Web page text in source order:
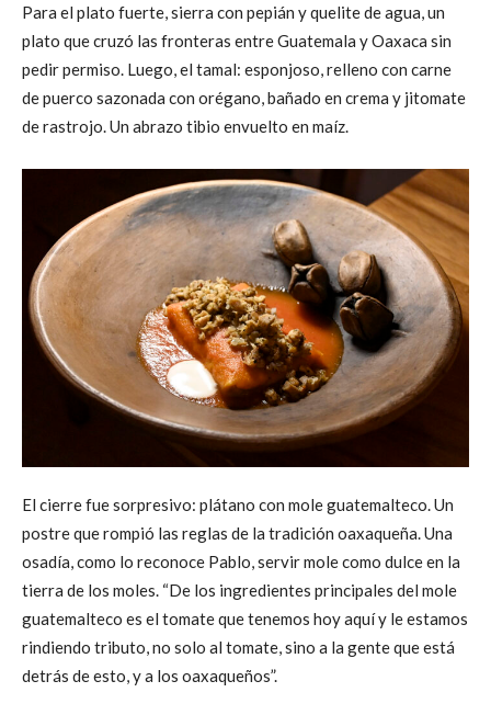
Para el plato fuerte, sierra con pepián y quelite de agua, un
plato que cruzó las fronteras entre Guatemala y Oaxaca sin
pedir permiso. Luego, el tamal: esponjoso, relleno con carne
de puerco sazonada con orégano, bañado en crema y jitomate
de rastrojo. Un abrazo tibio envuelto en maíz.
El cierre fue sorpresivo: plátano con mole guatemalteco. Un
postre que rompió las reglas de la tradición oaxaqueña. Una
osadía, como lo reconoce Pablo, servir mole como dulce en la
tierra de los moles. “De los ingredientes principales del mole
guatemalteco es el tomate que tenemos hoy aquí y le estamos
rindiendo tributo, no solo al tomate, sino a la gente que está
detrás de esto, y a los oaxaqueños”.